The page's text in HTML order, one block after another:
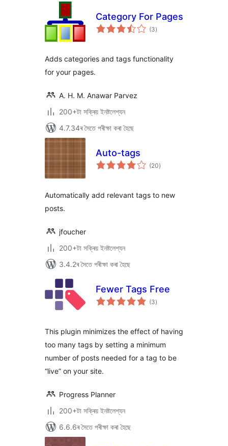
Category For Pages
(3টা
মুঠ)
Adds categories and tags functionality
for your pages.
A. H. M. Anawar Parvez
200+টা সক্ৰিয় ইনষ্টলেশ্যন
4.7.34ৰ সৈতে পৰীক্ষা কৰা হৈছে
Auto-tags
(20টা
মুঠ)
Automatically add relevant tags to new
posts.
jfoucher
200+টা সক্ৰিয় ইনষ্টলেশ্যন
3.4.2ৰ সৈতে পৰীক্ষা কৰা হৈছে
Fewer Tags Free
(3টা
মুঠ)
This plugin minimizes the effect of having
too many tags by setting a minimum
number of posts needed for a tag to be
“live” on your site.
Progress Planner
200+টা সক্ৰিয় ইনষ্টলেশ্যন
6.6.6ৰ সৈতে পৰীক্ষা কৰা হৈছে